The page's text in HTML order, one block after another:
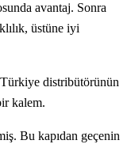
avantaj. Sonra
üstüne iyi
Türkiye distribütörünün
kalem.
Bu kapıdan geçenin